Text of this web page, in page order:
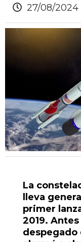
27/08/2024
La
lleva
primer
2019.